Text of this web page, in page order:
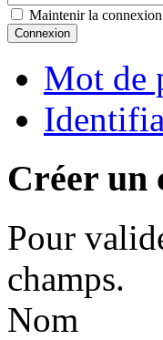
Maintenir la
Mot de
Créer un
Pour
champs.
Nom